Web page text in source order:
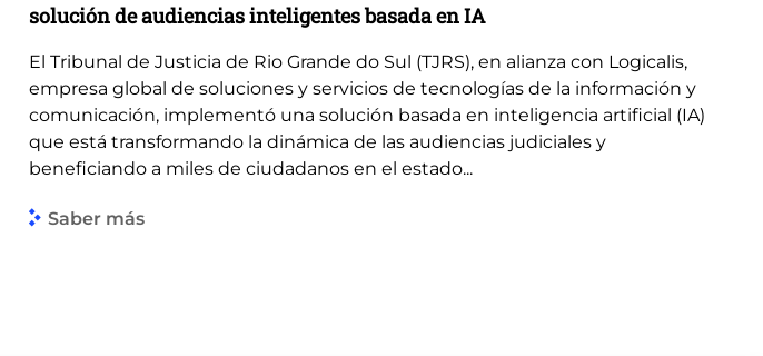
solución de audiencias inteligentes basada en IA
El Tribunal de Justicia de Rio Grande do Sul (TJRS), en alianza con Logicalis,
empresa global de soluciones y servicios de tecnologías de la información y
comunicación, implementó una solución basada en inteligencia artificial (IA)
que está transformando la dinámica de las audiencias judiciales y
beneficiando a miles de ciudadanos en el estado...
Saber más